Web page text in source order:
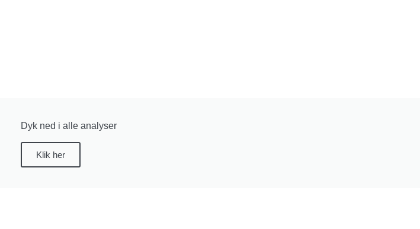
Dyk ned i alle analyser
Klik her